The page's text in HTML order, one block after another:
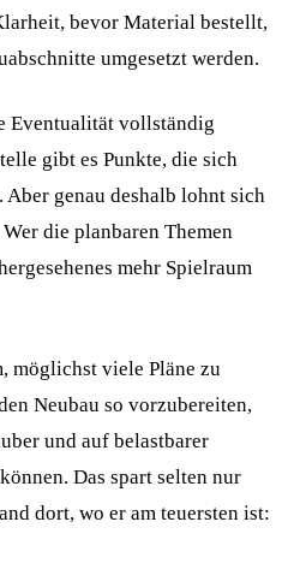
bevor Material bestellt,
umgesetzt werden.
Eventualität vollständig
gibt es Punkte, die sich
genau deshalb lohnt sich
die planbaren Themen
mehr Spielraum
möglichst viele Pläne zu
Neubau so vorzubereiten,
und auf belastbarer
Das spart selten nur
dort, wo er am teuersten ist: